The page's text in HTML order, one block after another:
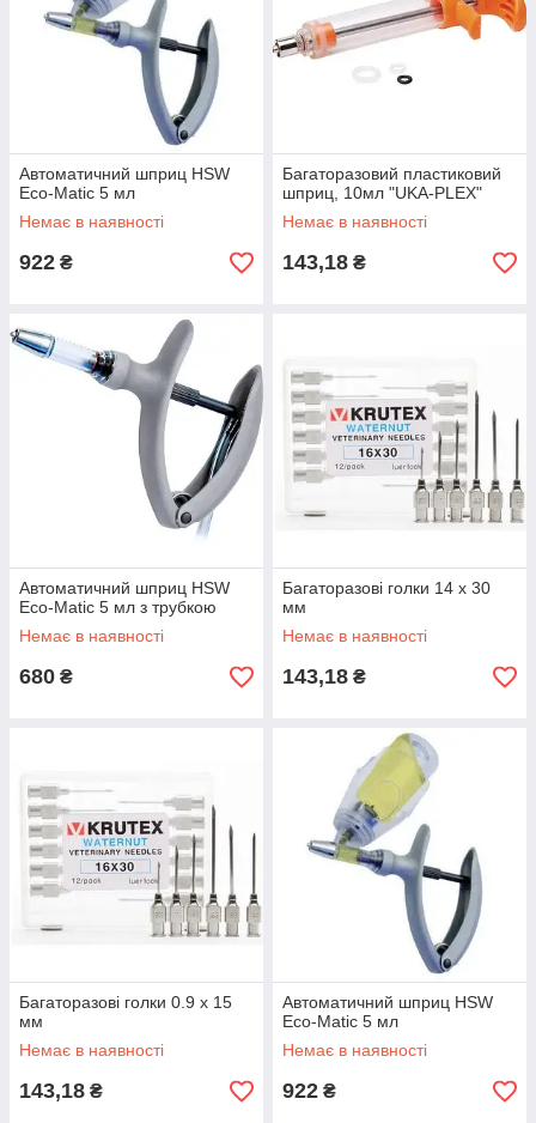
Автоматичний шприц HSW
Eco-Matic 5 мл
Немає в наявності
922 ₴
Багаторазовий пластиковий
шприц, 10мл "UKA-PLEX"
Немає в наявності
143,18 ₴
Автоматичний шприц HSW
Eco-Matic 5 мл з трубкою
Немає в наявності
680 ₴
Багаторазові голки 14 х 30
мм
Немає в наявності
143,18 ₴
Багаторазові голки 0.9 х 15
мм
Немає в наявності
143,18 ₴
Автоматичний шприц HSW
Eco-Matic 5 мл
Немає в наявності
922 ₴